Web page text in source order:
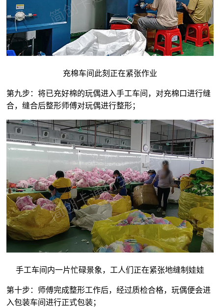
充棉车间此刻正在紧张作业
第九步：将已充好棉的玩偶进入手工车间，对充棉口进行缝
合，缝合后整形师傅对玩偶进行整形；
手工车间内一片忙碌景象，工人们正在紧张地缝制娃娃
第十步：师傅完成整形工作后，经过质检合格，玩偶便会进
入包装车间进行正式包装；